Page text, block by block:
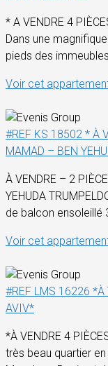
* A VENDRE 4
Dans une
pieds des
Voir cet
#REF KS 18502 * À
MAMAD – BEN
À VENDRE – 2
YEHUDA
de balcon ensoleillé
Voir cet
#REF LMS 16226 *À
AVIV*
*À VENDRE 4
très beau quartier